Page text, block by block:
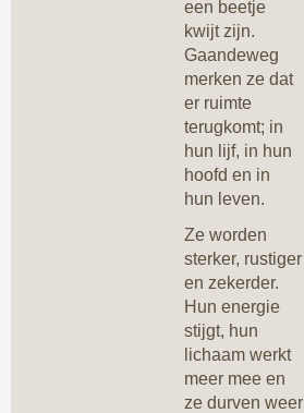
een beetje
kwijt zijn.
Gaandeweg
merken ze dat
er ruimte
terugkomt; in
hun lijf, in hun
hoofd en in
hun leven.
Ze worden
sterker, rustiger
en zekerder.
Hun energie
stijgt, hun
lichaam werkt
meer mee en
ze durven weer